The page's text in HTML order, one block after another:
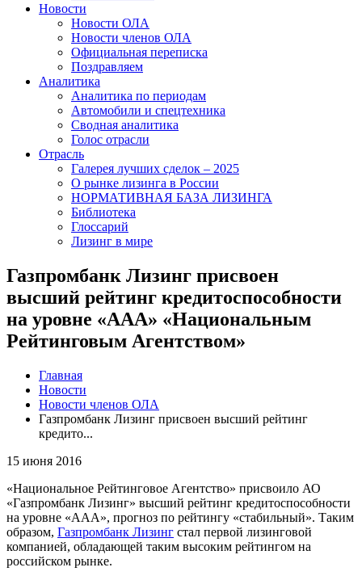
Новости
Новости ОЛА
Новости членов ОЛА
Официальная переписка
Поздравляем
Аналитика
Аналитика по периодам
Автомобили и спецтехника
Сводная аналитика
Голос отрасли
Отрасль
Галерея лучших сделок – 2025
О рынке лизинга в России
НОРМАТИВНАЯ БАЗА ЛИЗИНГА
Библиотека
Глоссарий
Лизинг в мире
Газпромбанк Лизинг присвоен
высший рейтинг кредитоспособности
на уровне «AAA» «Национальным
Рейтинговым Агентством»
Главная
Новости
Новости членов ОЛА
Газпромбанк Лизинг присвоен высший рейтинг
кредито...
15 июня 2016
«Национальное Рейтинговое Агентство» присвоило АО
«Газпромбанк Лизинг» высший рейтинг кредитоспособности
на уровне «AAA», прогноз по рейтингу «стабильный». Таким
образом, Газпромбанк Лизинг стал первой лизинговой
компанией, обладающей таким высоким рейтингом на
российском рынке.